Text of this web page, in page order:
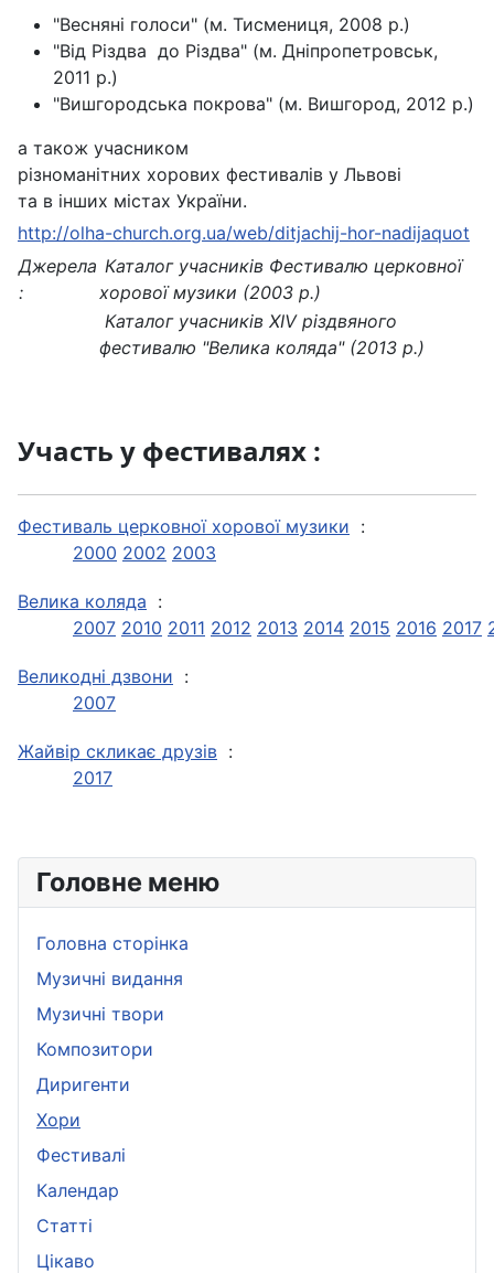
Головне меню
Головна сторінка
Музичні видання
Музичні твори
Композитори
Диригенти
Хори
Фестивалі
Календар
Статті
Цікаво
"Весняні голоси" (м. Тисмениця, 2008 р.)
"Від Різдва до Різдва" (м. Дніпропетровськ,
2011 р.)
"Вишгородська покрова" (м. Вишгород, 2012 р.)
а також учасником
різноманітних хорових фестивалів у Львові
та в інших містах України.
http://olha-church.org.ua/web/ditjachij-hor-nadijaquot
Джерела
:
Каталог учасників Фестивалю церковної
хорової музики (2003 р.)
Каталог учасників XIV різдвяного
фестивалю "Велика коляда" (2013 р.)
Участь у фестивалях :
Фестиваль церковної хорової музики :
2000 2002 2003
Велика коляда :
2007 2010 2011 2012 2013 2014 2015 2016 2017
Великодні дзвони :
2007
Жайвір скликає друзів :
2017